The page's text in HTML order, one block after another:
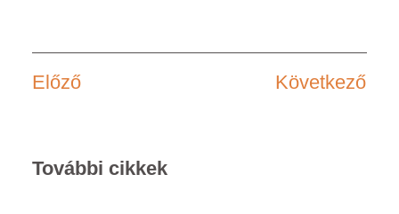
Előző Következő
További cikkek